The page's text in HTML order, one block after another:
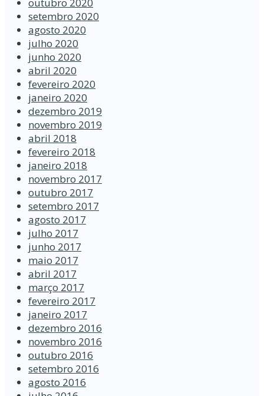
outubro 2020
setembro 2020
agosto 2020
julho 2020
junho 2020
abril 2020
fevereiro 2020
janeiro 2020
dezembro 2019
novembro 2019
abril 2018
fevereiro 2018
janeiro 2018
novembro 2017
outubro 2017
setembro 2017
agosto 2017
julho 2017
junho 2017
maio 2017
abril 2017
março 2017
fevereiro 2017
janeiro 2017
dezembro 2016
novembro 2016
outubro 2016
setembro 2016
agosto 2016